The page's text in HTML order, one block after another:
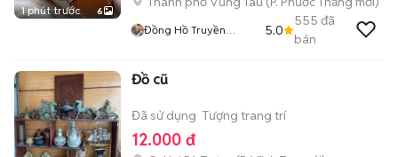
1 phút trước 6
Đồng Hồ Truyền
5.0
555 đã
bán
Đồ cũ
Đã sử dụng Tượng trang trí
12.000 đ